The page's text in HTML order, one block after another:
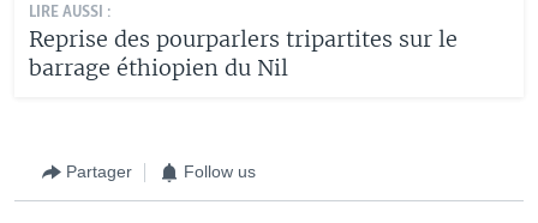
LIRE AUSSI :
Reprise des pourparlers tripartites sur le
barrage éthiopien du Nil
Partager Follow us